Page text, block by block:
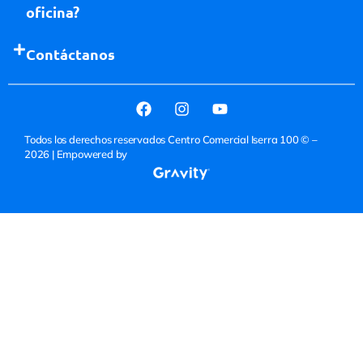
oficina?
Contáctanos
Todos los derechos reservados Centro Comercial Iserra 100 © –
2026 | Empowered by